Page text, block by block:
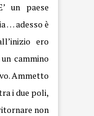
un paese
… adesso è
ero
cammino
Ammetto
i due poli,
non